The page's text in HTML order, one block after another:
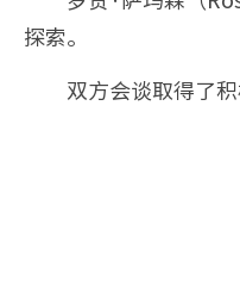
探索。
双方会谈取得了